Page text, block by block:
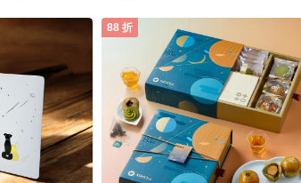
88 折